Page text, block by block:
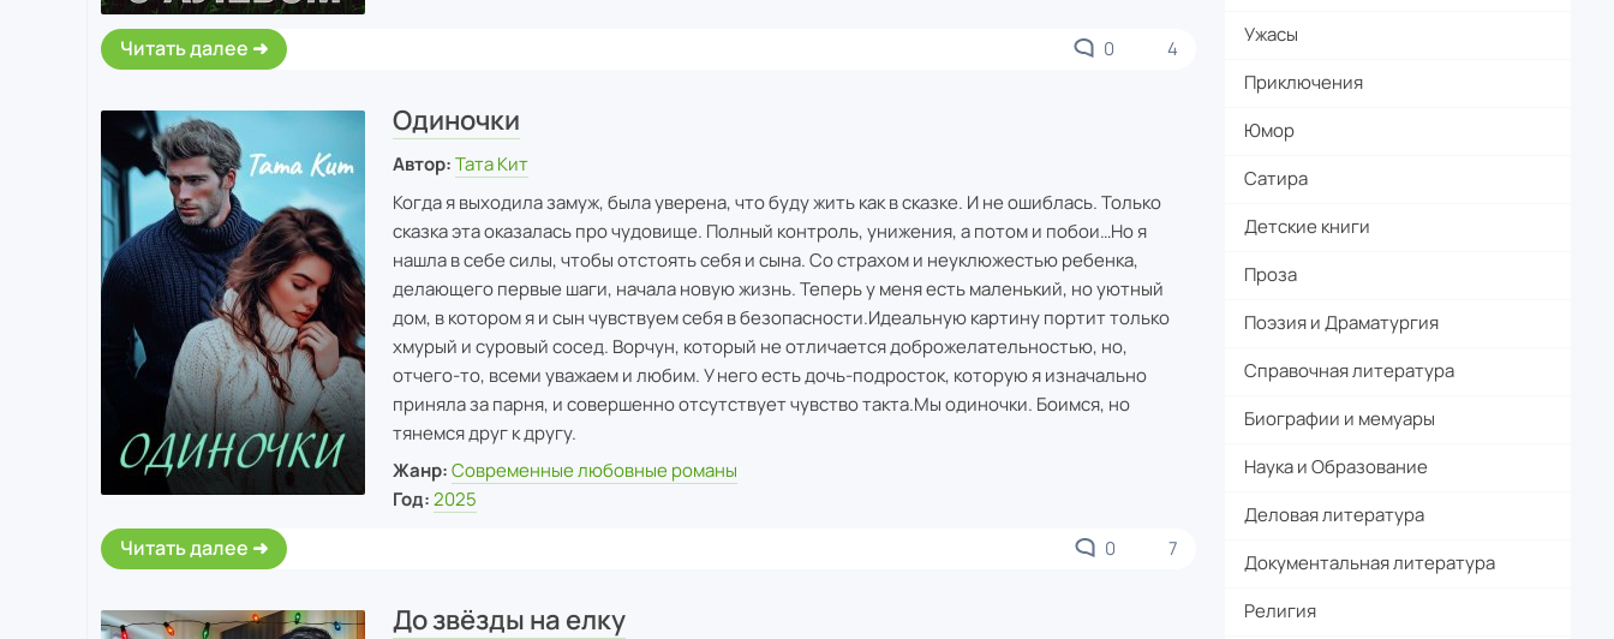
Читать далее 0 4
Одиночки
Автор: Тата Кит
Когда я выходила замуж, была уверена, что буду жить как в сказке. И не ошиблась. Только
сказка эта оказалась про чудовище. Полный контроль, унижения, а потом и побои…Но я
нашла в себе силы, чтобы отстоять себя и сына. Со страхом и неуклюжестью ребенка,
делающего первые шаги, начала новую жизнь. Теперь у меня есть маленький, но уютный
дом, в котором я и сын чувствуем себя в безопасности.Идеальную картину портит только
хмурый и суровый сосед. Ворчун, который не отличается доброжелательностью, но,
отчего-то, всеми уважаем и любим. У него есть дочь-подросток, которую я изначально
приняла за парня, и совершенно отсутствует чувство такта.Мы одиночки. Боимся, но
тянемся друг к другу.
Жанр: Современные любовные романы
Год: 2025
Читать далее 0 7
До звёзды на елку
Ужасы
Приключения
Юмор
Сатира
Детские книги
Проза
Поэзия и Драматургия
Справочная литература
Биографии и мемуары
Наука и Образование
Деловая литература
Документальная литература
Религия